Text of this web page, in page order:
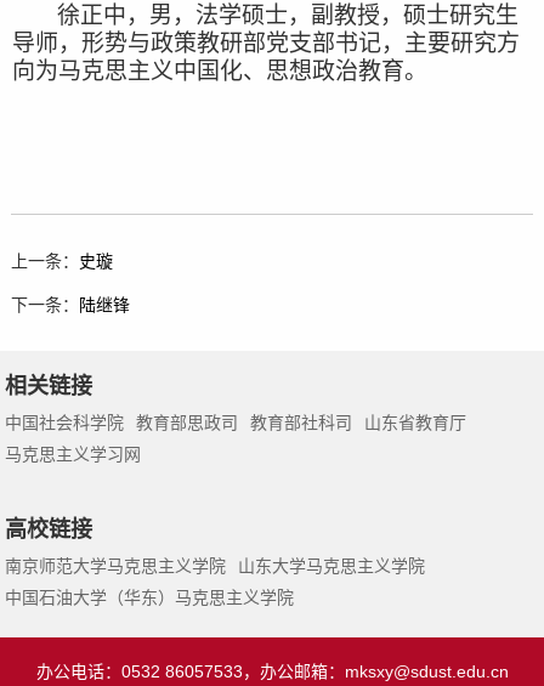
徐正中，男，法学硕士，副教授，硕士研究生
导师，形势与政策教研部党支部书记， 主要研究方
向为马克思主义中国化、思想政治教育。
上一条： 史璇
下一条： 陆继锋
相关链接
中国社会科学院 教育部思政司 教育部社科司
山东省教育厅
马克思主义学习网
高校链接
南京师范大学马克思主义学院
山东大学马克思主义学院
中国石油大学（华东）马克思主义学院
办公电话：0532 86057533，办公邮箱： mksxy@sdust.edu.cn